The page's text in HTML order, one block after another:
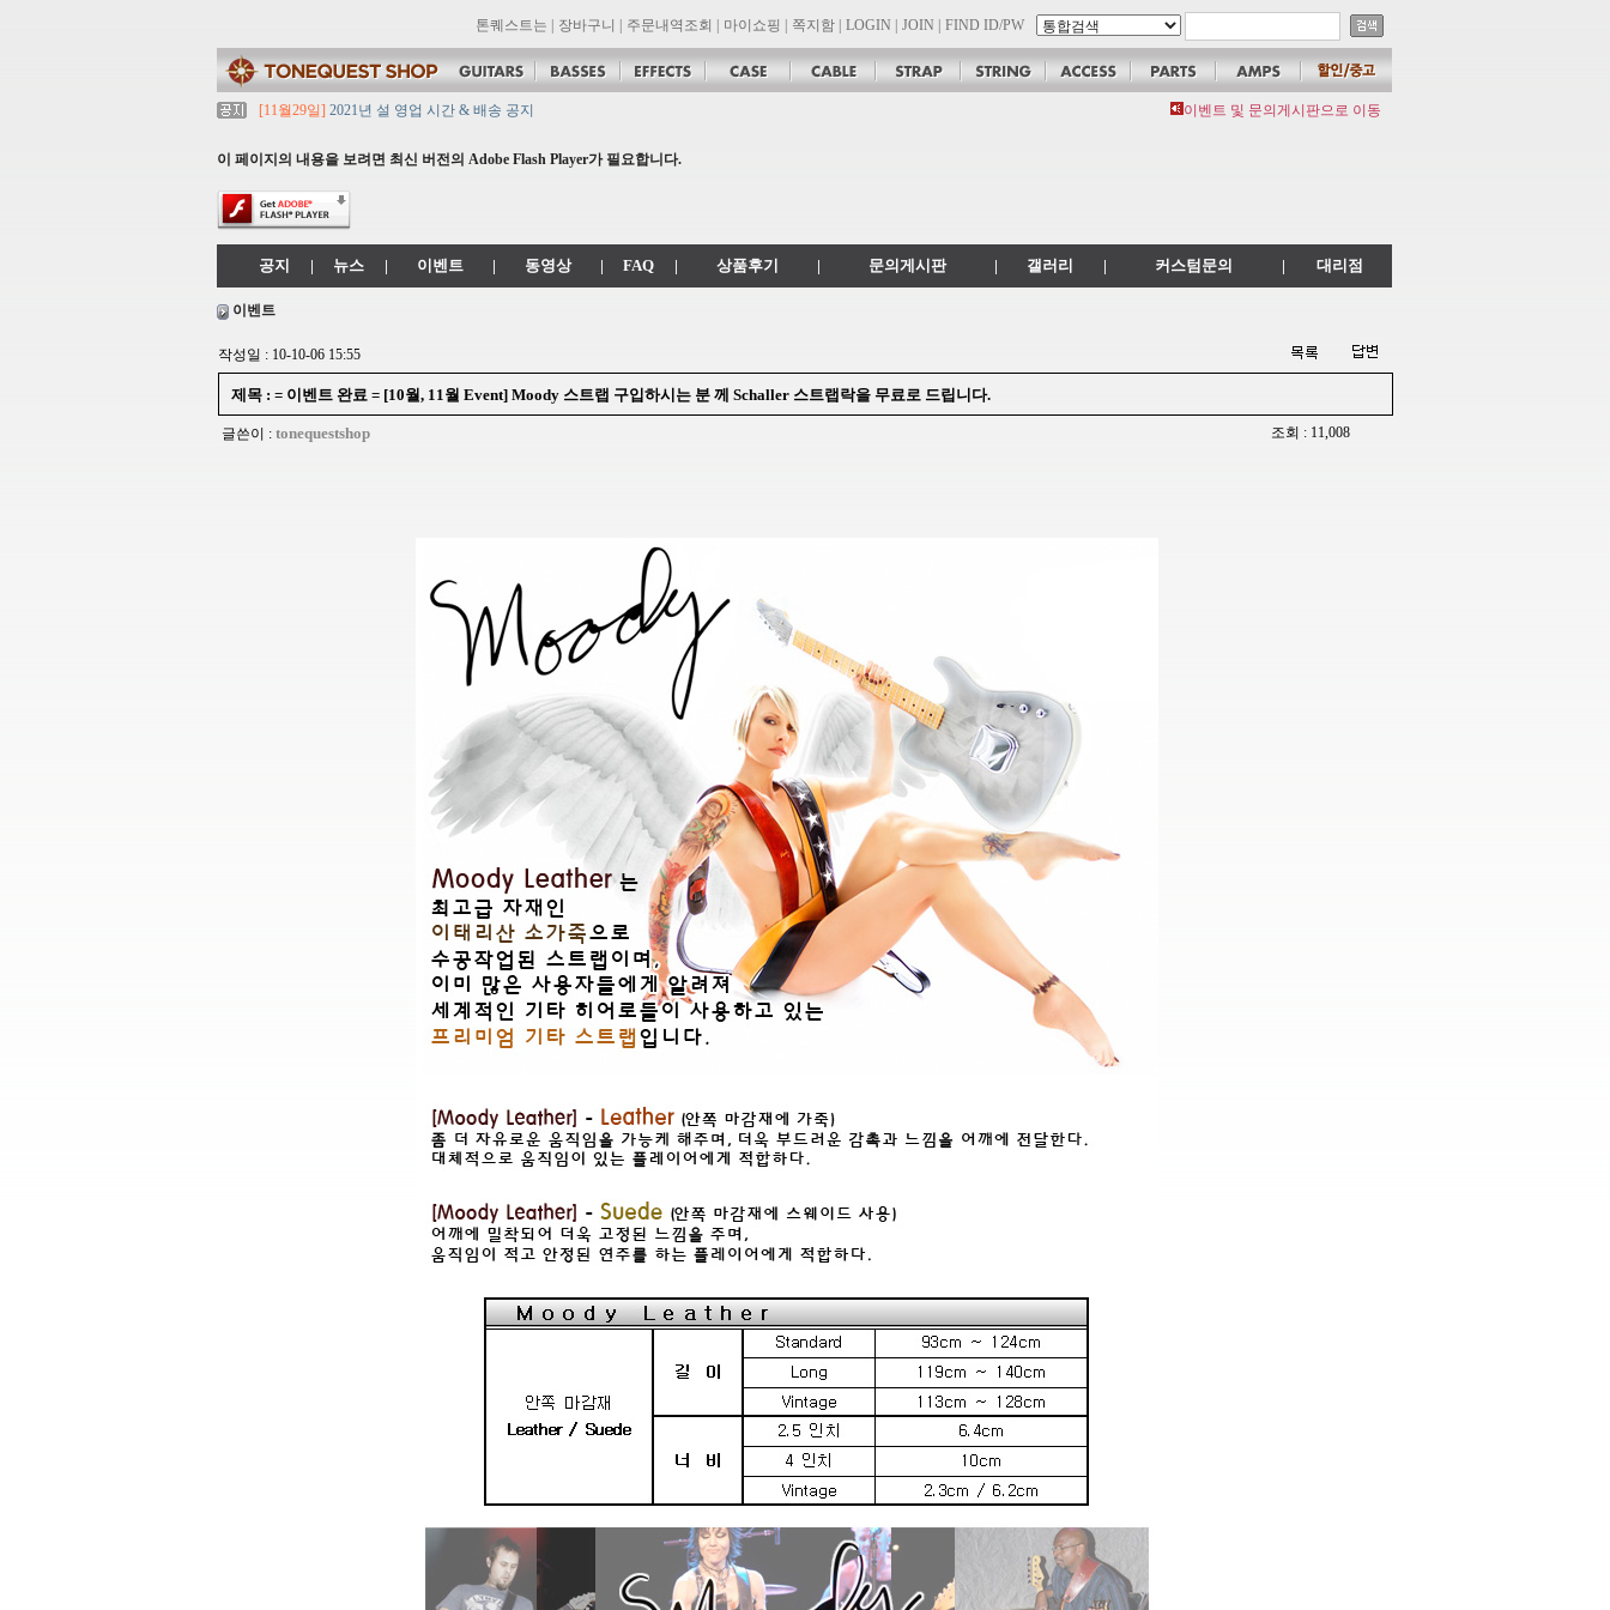
톤퀘스트는 장바구니 주문내역조회 마이쇼핑 쪽지함 LOGIN JOIN FIND ID/PW
[11월29일] 2021년 설 영업 시간 & 배송 공지
[11월29일]톤퀘스트 10월 휴무일 안내입니다.
[11월29일]
톤퀘스트쇼핑몰 리뉴얼 되었습니다. -> .com 에서 .co.kr 로 변경됩니다.
이벤트 및 문의게시판으로 이동
이 페이지의 내용을 보려면 최신 버전의 Adobe Flash Player가 필요합니다.
공지 | 뉴스 | 이벤트 | 동영상 | FAQ | 상품후기 | 문의게시판 | 갤러리 | 커스텀문의 | 대리점
이벤트
작성일 : 10-10-06 15:55
제목 : = 이벤트 완료 = [10월, 11월 Event] Moody 스트랩 구입하시는 분 께 Schaller 스트랩락을 무료로 드립니다.
글쓴이 : tonequestshop 조회 : 11,008